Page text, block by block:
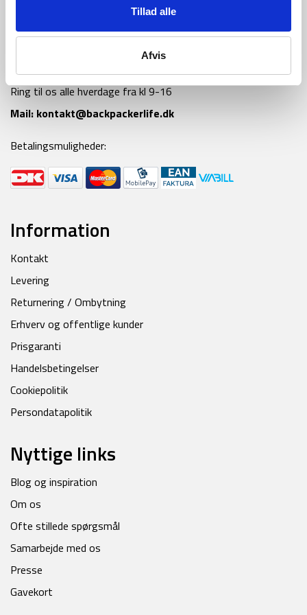
Tillad alle
Afvis
Tlf:
Ring til os alle hverdage fra kl 9-16
Mail: kontakt@backpackerlife.dk
Betalingsmuligheder:
Information
Kontakt
Levering
Returnering / Ombytning
Erhverv og offentlige kunder
Prisgaranti
Handelsbetingelser
Cookiepolitik
Persondatapolitik
Nyttige links
Blog og inspiration
Om os
Ofte stillede spørgsmål
Samarbejde med os
Presse
Gavekort